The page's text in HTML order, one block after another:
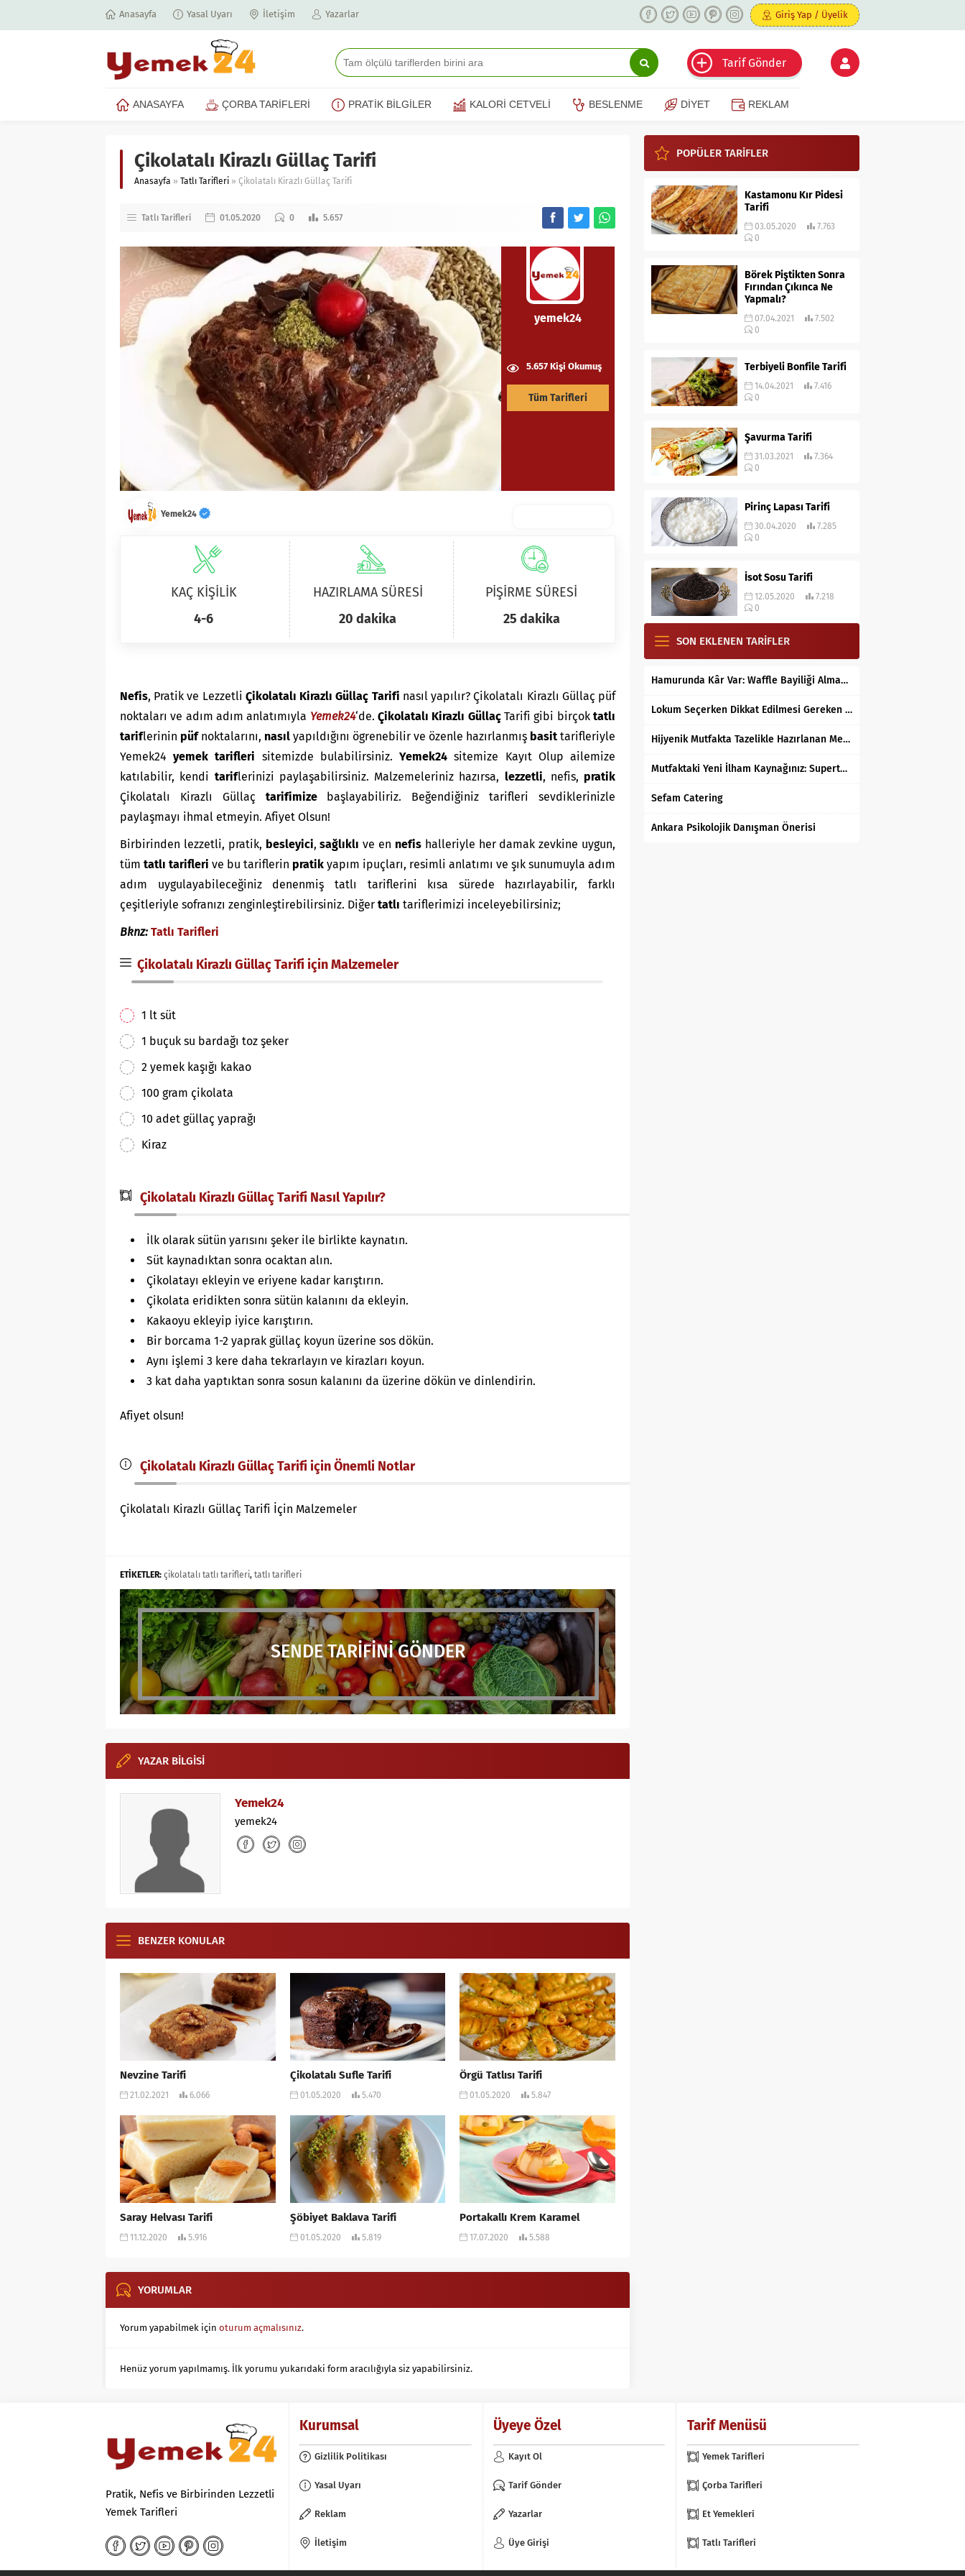
Anasayfa Yasal Uyarı İletişim Yazarlar Giriş Yap / Üyelik
Tarif Gönder
ANASAYFA ÇORBA TARİFLERİ PRATİK BİLGİLER KALORİ CETVELİ BESLENME DİYET REKLAM
Çikolatalı Kirazlı Güllaç Tarifi
Anasayfa » Tatlı Tarifleri » Çikolatalı Kirazlı Güllaç Tarifi
Tatlı Tarifleri 01.05.2020 0 5.657
yemek24
5.657 Kişi Okumuş
Tüm Tarifleri
Yemek24
KAÇ KİŞİLİK
4-6
HAZIRLAMA SÜRESİ
20 dakika
PİŞİRME SÜRESİ
25 dakika
Nefis, Pratik ve Lezzetli Çikolatalı Kirazlı Güllaç Tarifi nasıl yapılır? Çikolatalı Kirazlı Güllaç püf
noktaları ve adım adım anlatımıyla Yemek24‘de.Çikolatalı Kirazlı GüllaçTarifi gibi birçoktatlı
tariflerinin püfnoktalarını, nasıl yapıldığını ögrenebilir ve özenle hazırlanmış basittarifleriyle
Yemek24yemek tarifleri sitemizde bulabilirsiniz.Yemek24 sitemize Kayıt Olup ailemize
katılabilir, kendi tariflerinizi paylaşabilirsiniz. Malzemeleriniz hazırsa, lezzetli, nefis, pratik
Çikolatalı Kirazlı Güllaç tarifimizebaşlayabiliriz. Beğendiğiniz tarifleri sevdiklerinizle
paylaşmayı ihmal etmeyin. Afiyet Olsun!
Birbirinden lezzetli, pratik, besleyici,sağlıklı ve en nefishalleriyle her damak zevkine uygun,
tüm tatlı tarifleri ve bu tariflerin pratik yapım ipuçları, resimli anlatımı ve şık sunumuyla adım
adım uygulayabileceğiniz denenmiş tatlı tariflerini kısa sürede hazırlayabilir, farklı
çeşitleriyle sofranızı zenginleştirebilirsiniz. Diğer tatlı tariflerimizi inceleyebilirsiniz;
Bknz: Tatlı Tarifleri
Çikolatalı Kirazlı Güllaç Tarifi için Malzemeler
1 lt süt
1 buçuk su bardağı toz şeker
2 yemek kaşığı kakao
100 gram çikolata
10 adet güllaç yaprağı
Kiraz
Çikolatalı Kirazlı Güllaç Tarifi Nasıl Yapılır?
İlk olarak sütün yarısını şeker ile birlikte kaynatın.
Süt kaynadıktan sonra ocaktan alın.
Çikolatayı ekleyin ve eriyene kadar karıştırın.
Çikolata eridikten sonra sütün kalanını da ekleyin.
Kakaoyu ekleyip iyice karıştırın.
Bir borcama 1-2 yaprak güllaç koyun üzerine sos dökün.
Aynı işlemi 3 kere daha tekrarlayın ve kirazları koyun.
3 kat daha yaptıktan sonra sosun kalanını da üzerine dökün ve dinlendirin.
Afiyet olsun!
Çikolatalı Kirazlı Güllaç Tarifi için Önemli Notlar
Çikolatalı Kirazlı Güllaç Tarifi İçin Malzemeler
ETİKETLER: çikolatalı tatlı tarifleri, tatlı tarifleri
SENDE TARİFİNİ GÖNDER
YAZAR BİLGİSİ
Yemek24
yemek24
BENZER KONULAR
Nevzine Tarifi
21.02.2021 6.066
Çikolatalı Sufle Tarifi
01.05.2020 5.470
Örgü Tatlısı Tarifi
01.05.2020 5.847
Saray Helvası Tarifi
11.12.2020 5.916
Şöbiyet Baklava Tarifi
01.05.2020 5.819
Portakallı Krem Karamel
17.07.2020 5.588
YORUMLAR
Yorum yapabilmek için oturum açmalısınız.
Henüz yorum yapılmamış. İlk yorumu yukarıdaki form aracılığıyla siz yapabilirsiniz.
POPÜLER TARİFLER
Kastamonu Kır Pidesi
Tarifi
03.05.2020
7.763
0
Börek Piştikten Sonra
Fırından Çıkınca Ne
Yapmalı?
07.04.2021
7.502
0
Terbiyeli Bonfile Tarifi
14.04.2021
7.416
0
Şavurma Tarifi
31.03.2021
7.364
0
Pirinç Lapası Tarifi
30.04.2020
7.285
0
İsot Sosu Tarifi
12.05.2020
7.218
0
SON EKLENEN TARİFLER
Hamurunda Kâr Var: Waffle Bayiliği Almak Mantıklı mı?
Lokum Seçerken Dikkat Edilmesi Gereken 7 Temel Kriter
Hijyenik Mutfakta Tazelikle Hazırlanan Mersin Tantunisi
Mutfaktaki Yeni İlham Kaynağınız: Supertarifler.com ile Tanışın
Sefam Catering
Ankara Psikolojik Danışman Önerisi
Pratik, Nefis ve Birbirinden Lezzetli
Yemek Tarifleri
Kurumsal
Gizlilik Politikası
Yasal Uyarı
Reklam
İletişim
Üyeye Özel
Kayıt Ol
Tarif Gönder
Yazarlar
Üye Girişi
Tarif Menüsü
Yemek Tarifleri
Çorba Tarifleri
Et Yemekleri
Tatlı Tarifleri